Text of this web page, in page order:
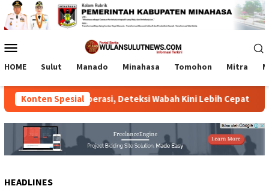
Loncat
ke
konten
Mobile
HOME Sulut Manado Minahasa Tomohon Mitra
Konten Spesial
Segera Beroperasi, Deteksi Wabah Kini Lebih Cepat
HEADLINES